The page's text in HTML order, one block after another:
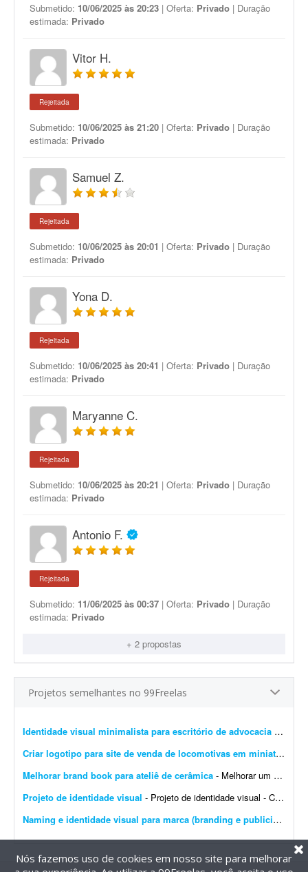
Submetido: 10/06/2025 às 20:23 | Oferta: Privado | Duração
estimada: Privado
Vitor H.
Rejeitada
Submetido: 10/06/2025 às 21:20 | Oferta: Privado | Duração
estimada: Privado
Samuel Z.
Rejeitada
Submetido: 10/06/2025 às 20:01 | Oferta: Privado | Duração
estimada: Privado
Yona D.
Rejeitada
Submetido: 10/06/2025 às 20:41 | Oferta: Privado | Duração
estimada: Privado
Maryanne C.
Rejeitada
Submetido: 10/06/2025 às 20:21 | Oferta: Privado | Duração
estimada: Privado
Antonio F.
Rejeitada
Submetido: 11/06/2025 às 00:37 | Oferta: Privado | Duração
estimada: Privado
+ 2 propostas
Projetos semelhantes no 99Freelas
Identidade visual minimalista para escritório de advocacia imobiliária
Criar logotipo para site de venda de locomotivas em miniatura
Melhorar brand book para ateliê de cerâmica - Melhorar um brand book existente para um ateliê de cerâmica, além de toda a parte de papelaria; por exemplo: - Essência da marca - Propósito - Missão - Vis&a...
Projeto de identidade visual - Projeto de identidade visual - CJ Gonçalves 1. Sobre o projeto Estamos desenvolvendo a nova identidade visual da CJ Gonçalves, uma empresa do segmento imobiliário que atua co...
Naming e identidade visual para marca (branding e publicidade)
Nós fazemos uso de cookies em nosso site para melhorar